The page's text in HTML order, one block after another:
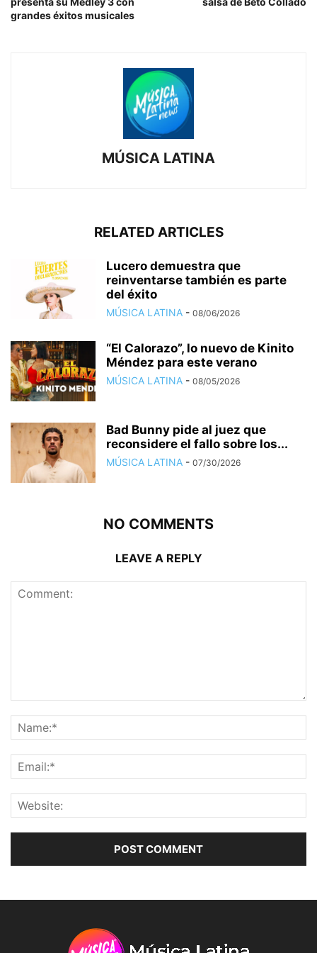
grandes éxitos musicales
MÚSICA LATINA
RELATED ARTICLES
Lucero demuestra que
reinventarse también es parte
del éxito
MÚSICA LATINA - 08/06/2026
“El Calorazo”, lo nuevo de Kinito
Méndez para este verano
MÚSICA LATINA - 08/05/2026
Bad Bunny pide al juez que
reconsidere el fallo sobre los...
MÚSICA LATINA - 07/30/2026
NO COMMENTS
LEAVE A REPLY